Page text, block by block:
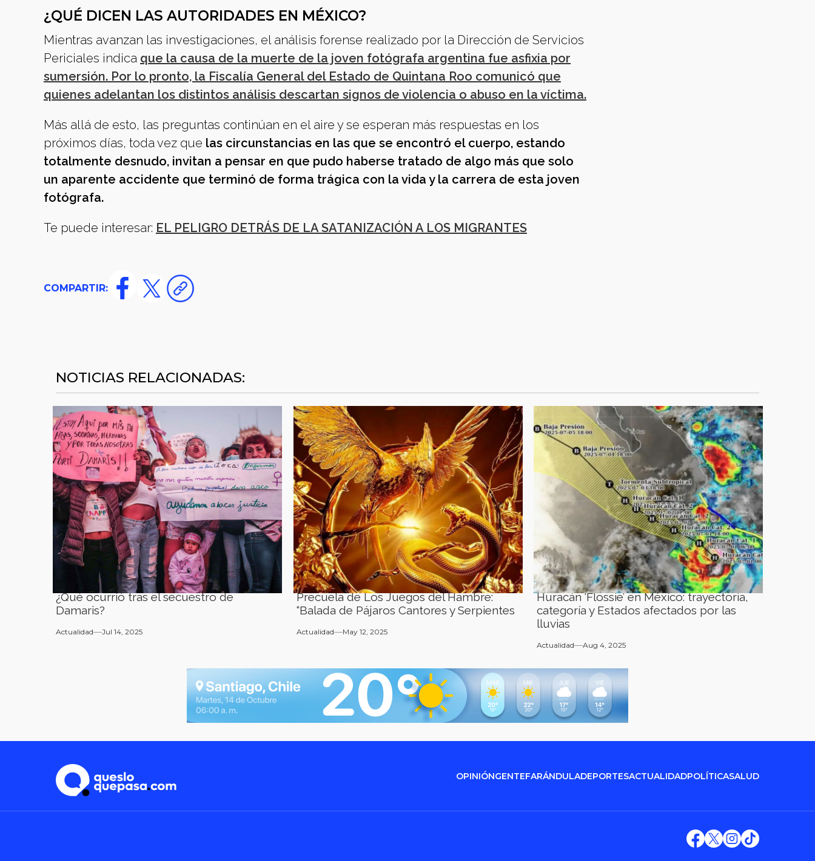
¿QUÉ DICEN LAS AUTORIDADES EN MÉXICO?
Mientras avanzan las investigaciones, el análisis forense realizado por la Dirección de Servicios
Periciales indica que la causa de la muerte de la joven fotógrafa argentina fue asfixia por
sumersión. Por lo pronto, la Fiscalía General del Estado de Quintana Roo comunicó que
quienes adelantan los distintos análisis descartan signos de violencia o abuso en la víctima.
Más allá de esto, las preguntas continúan en el aire y se esperan más respuestas en los
próximos días, toda vez que las circunstancias en las que se encontró el cuerpo, estando
totalmente desnudo, invitan a pensar en que pudo haberse tratado de algo más que solo
un aparente accidente que terminó de forma trágica con la vida y la carrera de esta joven
fotógrafa.
Te puede interesar: EL PELIGRO DETRÁS DE LA SATANIZACIÓN A LOS MIGRANTES
COMPARTIR:
NOTICIAS RELACIONADAS:
¿Qué ocurrió tras el secuestro de
Damaris?
Actualidad Jul 14, 2025
Precuela de Los Juegos del Hambre:
“Balada de Pájaros Cantores y Serpientes
Actualidad May 12, 2025
Huracán ‘Flossie’ en México: trayectoria,
categoría y Estados afectados por las
lluvias
Actualidad Aug 4, 2025
OPINIÓNGENTEFARÁNDULADEPORTESACTUALIDADPOLÍTICASALUD